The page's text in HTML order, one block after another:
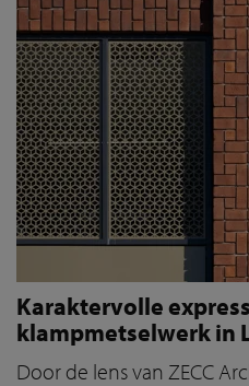
Karaktervolle
klampmetselwerk in
Door de lens van ZECC